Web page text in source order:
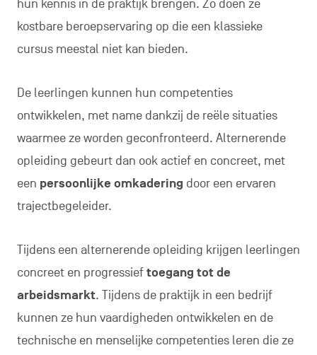
hun kennis in de praktijk brengen. Zo doen ze
kostbare beroepservaring op die een klassieke
cursus meestal niet kan bieden.
De leerlingen kunnen hun competenties
ontwikkelen, met name dankzij de reële situaties
waarmee ze worden geconfronteerd. Alternerende
opleiding gebeurt dan ook actief en concreet, met
een persoonlijke omkadering door een ervaren
trajectbegeleider.
Tijdens een alternerende opleiding krijgen leerlingen
concreet en progressieftoegang tot de
arbeidsmarkt. Tijdens de praktijk in een bedrijf
kunnen ze hun vaardigheden ontwikkelen en de
technische en menselijke competenties leren die ze